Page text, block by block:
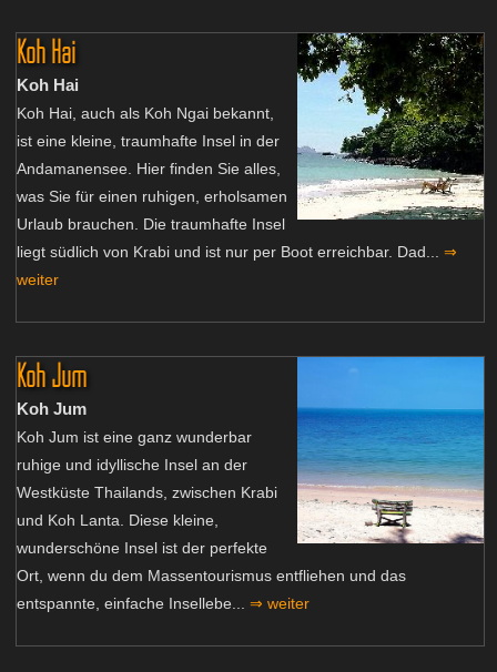
Koh Hai
Koh Hai
Koh Hai, auch als Koh Ngai bekannt,
ist eine kleine, traumhafte Insel in der
Andamanensee. Hier finden Sie alles,
was Sie für einen ruhigen, erholsamen
Urlaub brauchen. Die traumhafte Insel
liegt südlich von Krabi und ist nur per Boot erreichbar. Dad... ⇒
weiter
Koh Jum
Koh Jum
Koh Jum ist eine ganz wunderbar
ruhige und idyllische Insel an der
Westküste Thailands, zwischen Krabi
und Koh Lanta. Diese kleine,
wunderschöne Insel ist der perfekte
Ort, wenn du dem Massentourismus entfliehen und das
entspannte, einfache Insellebe... ⇒ weiter